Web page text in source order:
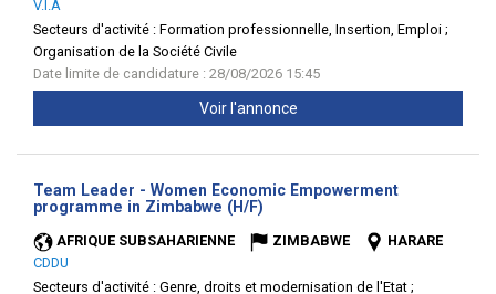
V.I.A
Secteurs d'activité : Formation professionnelle, Insertion, Emploi ;
Organisation de la Société Civile
Date limite de candidature : 28/08/2026 15:45
Voir l'annonce
Team Leader - Women Economic Empowerment
programme in Zimbabwe (H/F)
AFRIQUE SUBSAHARIENNE ZIMBABWE
HARARE
CDDU
Secteurs d'activité : Genre, droits et modernisation de l'Etat ;